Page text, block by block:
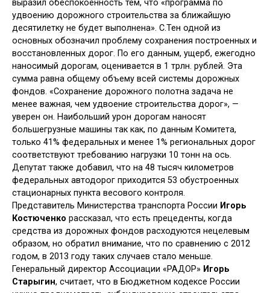
выразил обеспокоенность тем, что «программа по
удвоению дорожного строительства за ближайшую
десятилетку не будет выполнена». С.Тен одной из
основных обозначил проблему сохранения построенных и
восстановленных дорог. По его данным, ущерб, ежегодно
наносимый дорогам, оценивается в 1 трлн. рублей. Эта
сумма равна общему объему всей системы дорожных
фондов. «Сохранение дорожного полотна задача не
менее важная, чем удвоение строительства дорог», —
уверен он. Наибольший урон дорогам наносят
большегрузные машины так как, по данным Комитета,
только 41% федеральных и менее 1% региональных дорог
соответствуют требованию нагрузки 10 тонн на ось.
Депутат также добавил, что на 48 тысяч километров
федеральных автодорог приходится 53 обустроенных
стационарных пункта весового контроля.
Представитель Министерства транспорта России Игорь
Костюченко рассказал, что есть прецеденты, когда
средства из дорожных фондов расходуются нецелевым
образом, но обратил внимание, что по сравнению с 2012
годом, в 2013 году таких случаев стало меньше.
Генеральный директор Ассоциации «РАДОР» Игорь
Старыгин, считает, что в Бюджетном кодексе России